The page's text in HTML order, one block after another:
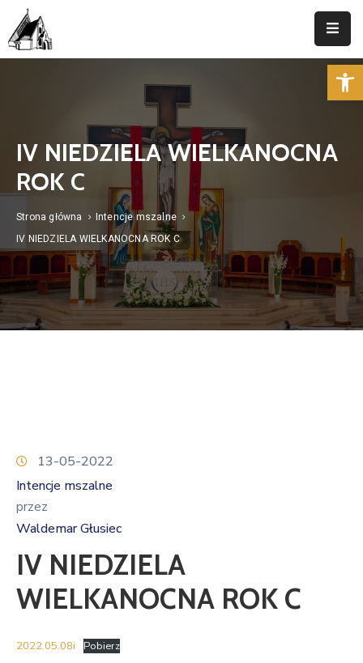
Duszpasterstwo
Cmentarz
Kancelaria
Kontakt
IV NIEDZIELA WIELKANOCNA
ROK C
Strona główna
Intencje mszalne
IV NIEDZIELA WIELKANOCNA ROK C
13-05-2022
Intencje mszalne
przez
Waldemar Głusiec
IV NIEDZIELA
WIELKANOCNA ROK C
2022.05.08i Pobierz